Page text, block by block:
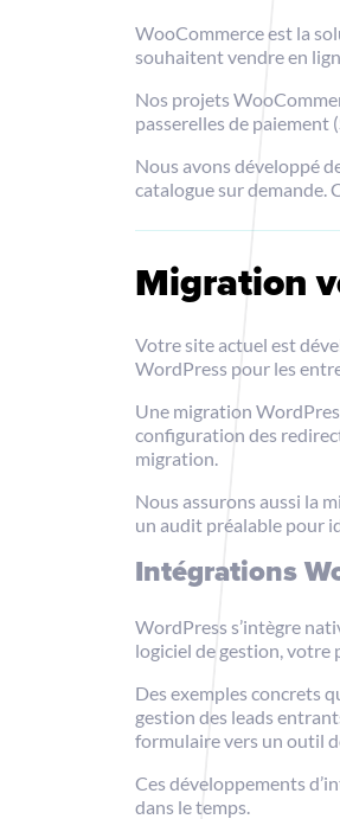
WooCommerce est la
souhaitent vendre en
Nos projets
passerelles de paiement
Nous avons développé
catalogue sur demande.
Migration
Votre site actuel est
WordPress pour les
Une migration
configuration des
migration.
Nous assurons aussi la
un audit préalable pour
Intégrations
WordPress s’intègre
logiciel de gestion, votre
Des exemples concrets
gestion des leads
formulaire vers un outil
Ces développements
dans le temps.